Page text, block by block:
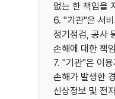
없는 한 책임을
6. "기관"은 서
정기점검, 공사
손해에 대한 책
7. "기관"은 이
손해가 발생한
신상정보 및 전